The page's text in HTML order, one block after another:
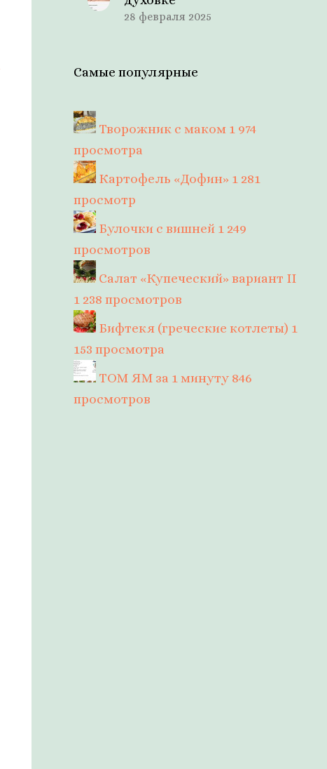
28 февраля 2025
Самые популярные
Творожник с маком 1 974
просмотра
Картофель «Дофин» 1 281
просмотр
Булочки с вишней 1 249
просмотров
Салат «Купеческий» вариант II
1 238 просмотров
Бифтекя (греческие котлеты) 1
153 просмотра
ТОМ ЯМ за 1 минуту 846
просмотров